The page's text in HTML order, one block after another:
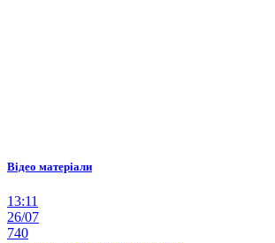
Відео матеріали
13:11
26/07
740